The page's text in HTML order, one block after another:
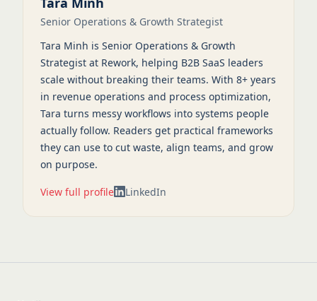
Senior Operations & Growth Strategist
Tara Minh is Senior Operations & Growth
Strategist at Rework, helping B2B SaaS leaders
scale without breaking their teams. With 8+ years
in revenue operations and process optimization,
Tara turns messy workflows into systems people
actually follow. Readers get practical frameworks
they can use to cut waste, align teams, and grow
on purpose.
View full profile LinkedIn